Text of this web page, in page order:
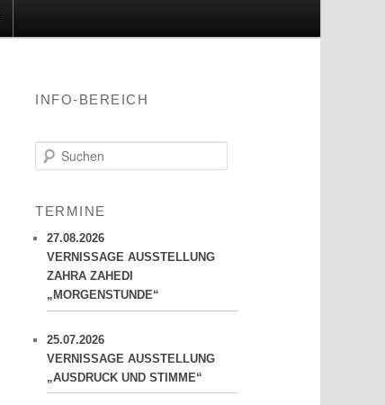
INFO-BEREICH
e
n
TERMINE
27.08.2026
VERNISSAGE AUSSTELLUNG
ZAHRA ZAHEDI
„MORGENSTUNDE“
25.07.2026
VERNISSAGE AUSSTELLUNG
„AUSDRUCK UND STIMME“